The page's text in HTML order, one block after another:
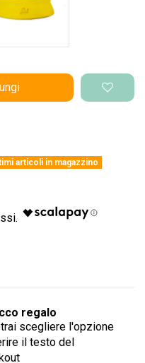
articoli in magazzino
regalo
scegliere l'opzione
il testo del